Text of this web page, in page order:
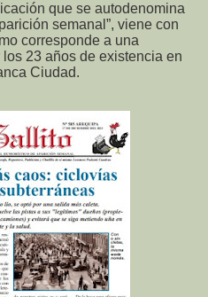
que se autodenomina
semanal”, viene con
corresponde a una
23 años de existencia en
Ciudad.